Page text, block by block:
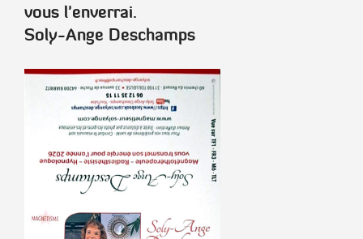
vous l'enverrai.
Soly-Ange Deschamps